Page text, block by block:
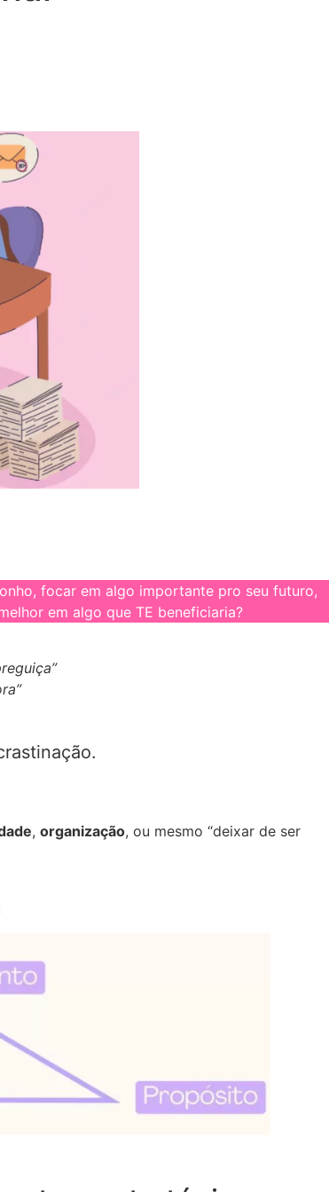
focar em algo importante pro seu futuro,
em algo que TE beneficiaria?
, organização, ou mesmo “deixar de ser